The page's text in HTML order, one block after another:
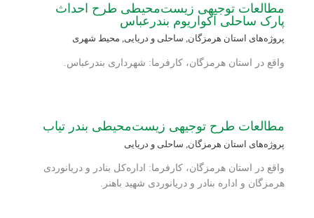
مطالعات توجیهی زیست‌محیطی طرح احداث
پارک ساحلی آکواریوم بندرعباس
پروژه‌های استان هرمزگان, ساحلی و دریایی, محیط شهری
واقع در استان هرمزگان، کارفرما: شهرداری بندرعباس.
مطالعات طرح توجیهی زیست‌محیطی بندر تیاب
پروژه‌های استان هرمزگان ساحلی و دریایی
واقع در استان هرمزگان، کارفرما: اداره‌کل بنادر و دریانوردی
هرمزگان و اداره بنادر و دریانوردی شهید باهنر.